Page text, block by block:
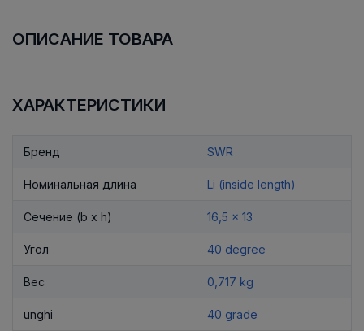
ОПИСАНИЕ ТОВАРА
ХАРАКТЕРИСТИКИ
Бренд SWR
Номинальная длина Li (inside length)
Сечение (b x h) 16,5 x 13
Угол 40 degree
Вес 0,717 kg
unghi 40 grade